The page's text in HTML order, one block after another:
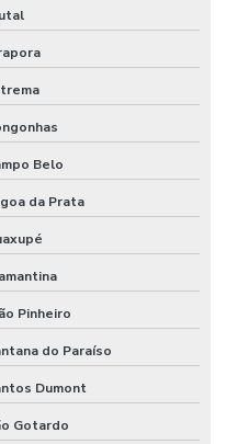
Belo
da Prata
Pinheiro
do Paraíso
Dumont
Gotardo